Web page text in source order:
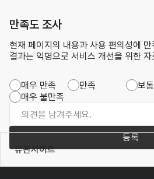
만족도 조사
현재 페이지의 내용과 사용 편의성에
결과는 익명으로 서비스 개선을 위한
매우 만족 만족 보통
매우 불만족
등록
유관사이트